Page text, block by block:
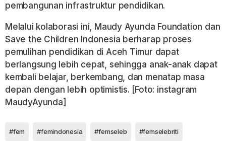
pembangunan infrastruktur pendidikan.
Melalui kolaborasi ini, Maudy Ayunda Foundation dan
Save the Children Indonesia berharap proses
pemulihan pendidikan di Aceh Timur dapat
berlangsung lebih cepat, sehingga anak-anak dapat
kembali belajar, berkembang, dan menatap masa
depan dengan lebih optimistis. [Foto: instagram
MaudyAyunda]
#fem #femindonesia #femseleb #femselebriti